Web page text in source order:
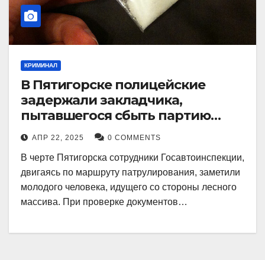
КРИМИНАЛ
В Пятигорске полицейские
задержали закладчика,
пытавшегося сбыть партию
синтетического наркотика
АПР 22, 2025 0 COMMENTS
В черте Пятигорска сотрудники Госавтоинспекции,
двигаясь по маршруту патрулирования, заметили
молодого человека, идущего со стороны лесного
массива. При проверке документов…